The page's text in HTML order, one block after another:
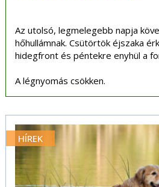
Az utolsó, legmelegebb napja
hőhullámnak. Csütörtök éjszaka
hidegfront és péntekre enyhül a
A légnyomás csökken.
HÍREK